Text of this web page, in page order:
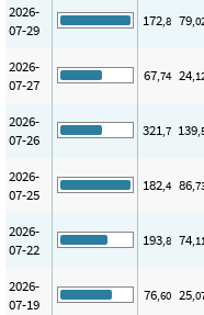
2026-
07-29
172,8 79
2026-
07-27
67,74 24
2026-
07-26
321,7 139
2026-
07-25
182,4 86
2026-
07-22
193,8 74
2026-
07-19
76,60 25